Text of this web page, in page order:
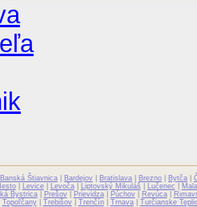
Banská Štiavnica Bardejov Bratislava Brezno Bytča |
| Levice| Levoča| Liptovský Mikuláš Lučenec
Bystrica| Prešov| Prievidza| Púchov| Revúca|
Topoľčany| Trebišov| Trenčín| Trnava| Turčianske